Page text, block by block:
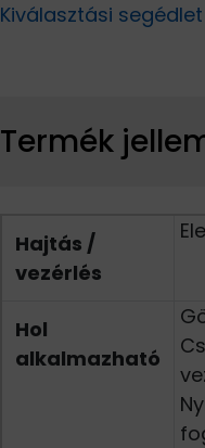
Kiválasztási segédlet
Termék
Hajtás /
vezérlés
Hol
alkalmazható